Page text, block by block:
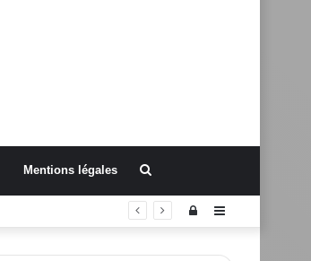
Mentions légales
Sidebar
Connexion